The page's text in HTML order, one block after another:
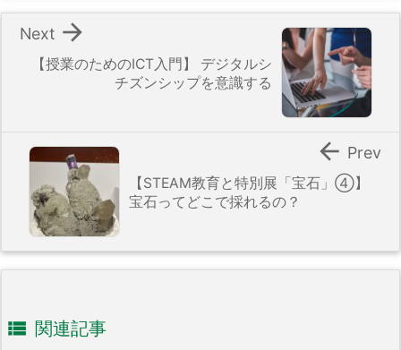
【授業のためのICT入門】 デジタルシ
チズンシップを意識する

Next
【STEAM教育と特別展「宝石」④】
宝石ってどこで採れるの？
 Prev
 関連記事